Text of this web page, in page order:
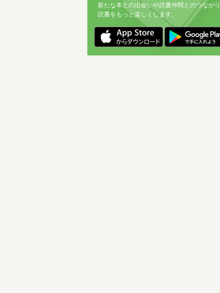
新たな本との出会いや読書仲間とのつながり
読書をもっと楽しくします。